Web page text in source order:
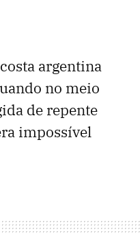
argentina
no meio
de repente
impossível